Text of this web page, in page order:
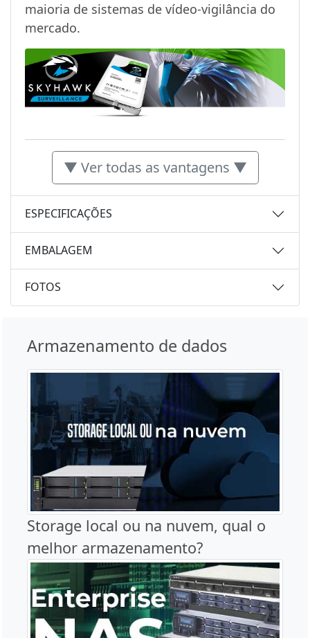
maioria de sistemas de vídeo-vigilância do
mercado.
▼ Ver todas as vantagens ▼
ESPECIFICAÇÕES
EMBALAGEM
FOTOS
Armazenamento de dados
Storage local ou na nuvem, qual o
melhor armazenamento?